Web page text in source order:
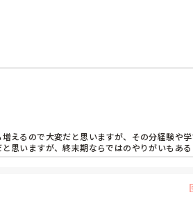
えるので大変だと思いますが、その分経験や
思いますが、終末期ならではのやりがいもあ